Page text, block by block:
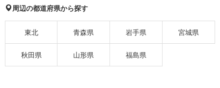
周辺の都道府県から探す
東北 青森県 岩手県 宮城県
秋田県 山形県 福島県